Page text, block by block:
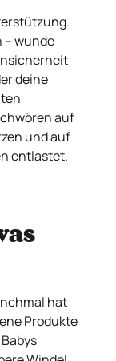
– wunde
deine
auf
und auf
entlastet.
hat
Produkte